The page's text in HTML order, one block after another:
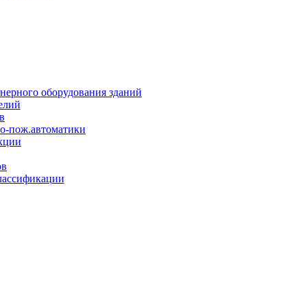
оборудования зданий
пож.автоматики